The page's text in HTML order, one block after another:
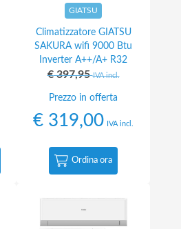
GIATSU
Climatizzatore GIATSU
SAKURA wifi 9000 Btu
Inverter A++/A+ R32
€397,95 IVA incl.
Prezzo in offerta
€ 319,00 IVA incl.
Ordina ora